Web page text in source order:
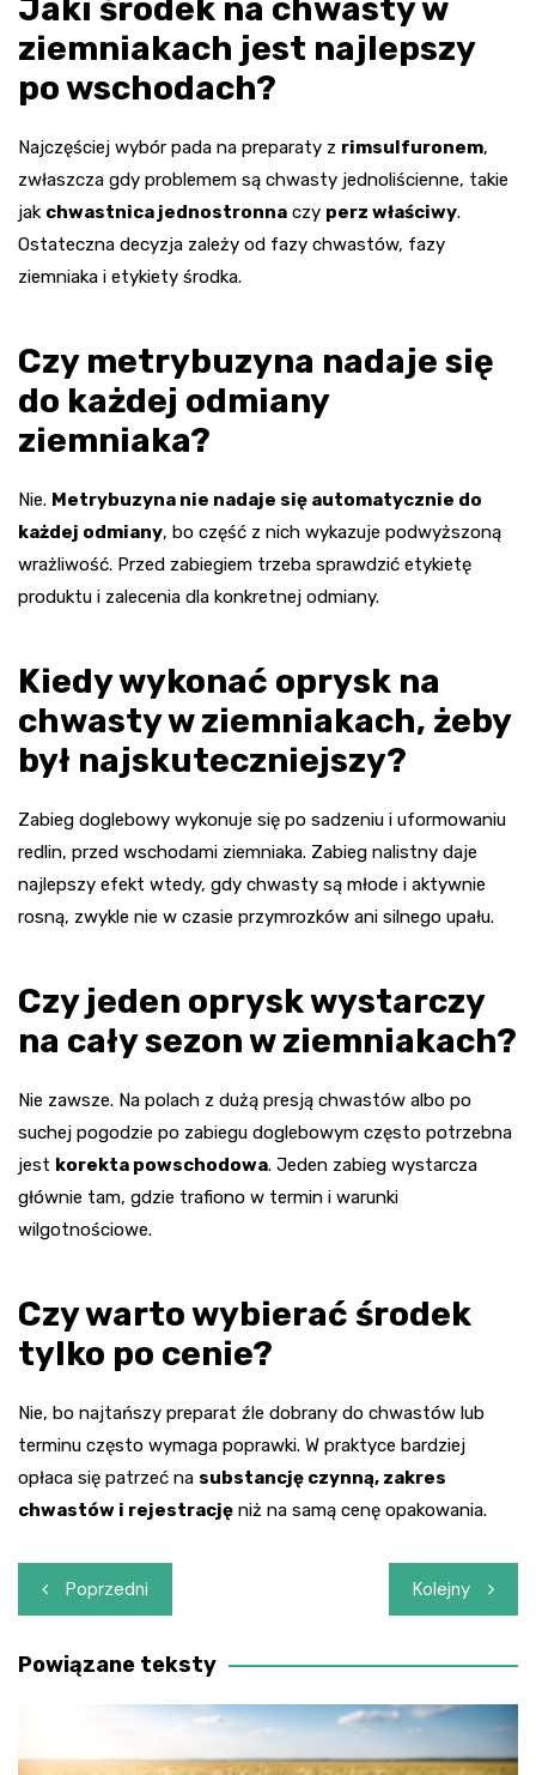
Jaki środek na chwasty w
ziemniakach jest najlepszy
po wschodach?
Najczęściej wybór pada na preparaty z rimsulfuronem,
zwłaszcza gdy problemem są chwasty jednoliścienne, takie
jak chwastnica jednostronna czy perz właściwy.
Ostateczna decyzja zależy od fazy chwastów, fazy
ziemniaka i etykiety środka.
Czy metrybuzyna nadaje się
do każdej odmiany
ziemniaka?
Nie. Metrybuzyna nie nadaje się automatycznie do
każdej odmiany, bo część z nich wykazuje podwyższoną
wrażliwość. Przed zabiegiem trzeba sprawdzić etykietę
produktu i zalecenia dla konkretnej odmiany.
Kiedy wykonać oprysk na
chwasty w ziemniakach, żeby
był najskuteczniejszy?
Zabieg doglebowy wykonuje się po sadzeniu i uformowaniu
redlin, przed wschodami ziemniaka. Zabieg nalistny daje
najlepszy efekt wtedy, gdy chwasty są młode i aktywnie
rosną, zwykle nie w czasie przymrozków ani silnego upału.
Czy jeden oprysk wystarczy
na cały sezon w ziemniakach?
Nie zawsze. Na polach z dużą presją chwastów albo po
suchej pogodzie po zabiegu doglebowym często potrzebna
jest korekta powschodowa. Jeden zabieg wystarcza
głównie tam, gdzie trafiono w termin i warunki
wilgotnościowe.
Czy warto wybierać środek
tylko po cenie?
Nie, bo najtańszy preparat źle dobrany do chwastów lub
terminu często wymaga poprawki. W praktyce bardziej
opłaca się patrzeć na substancję czynną, zakres
chwastów i rejestrację niż na samą cenę opakowania.
Nawigacja
wpisu
Poprzedni Kolejny
Powiązane teksty